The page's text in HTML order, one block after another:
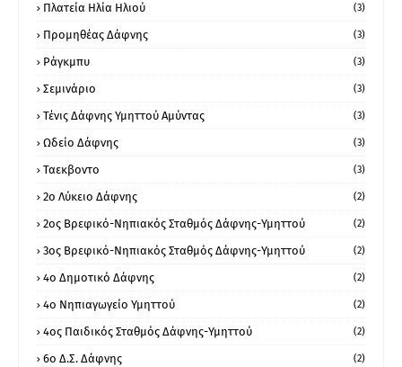
Πλατεία Ηλία Ηλιού (3)
Προμηθέας Δάφνης (3)
Ράγκμπυ (3)
Σεμινάριο (3)
Τένις Δάφνης Υμηττού Αμύντας (3)
Ωδείο Δάφνης (3)
Ταεκβοντο (3)
2ο Λύκειο Δάφνης (2)
2ος Βρεφικό-Νηπιακός Σταθμός Δάφνης-Υμηττού (2)
3ος Βρεφικό-Νηπιακός Σταθμός Δάφνης-Υμηττού (2)
4ο Δημοτικό Δάφνης (2)
4ο Νηπιαγωγείο Υμηττού (2)
4ος Παιδικός Σταθμός Δάφνης-Υμηττού (2)
6ο Δ.Σ. Δάφνης (2)